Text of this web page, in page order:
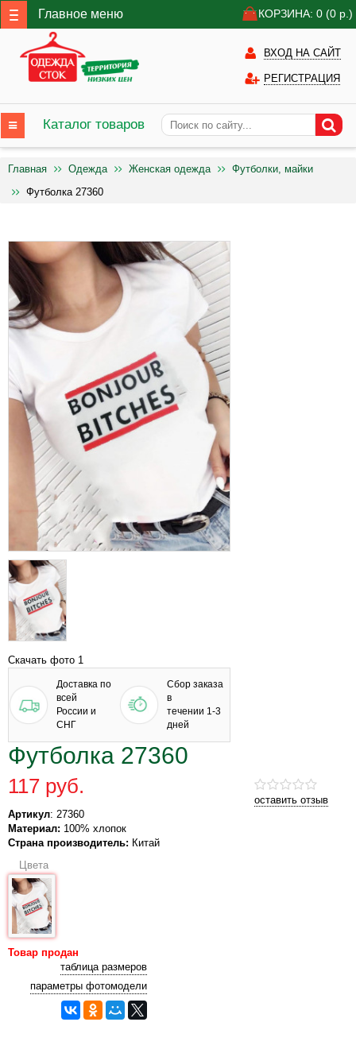
Главное меню КОРЗИНА: 0 (0 р.)
ВХОД НА САЙТ
РЕГИСТРАЦИЯ
Каталог товаров
Главная Одежда Женская одежда
Футболки, майки
Футболка 27360
Скачать фото 1
Доставка по
всей
России и
СНГ
Сбор заказа
в
течении 1-3
дней
Футболка 27360
оставить отзыв
117 руб.
Артикул: 27360
Материал: 100% хлопок
Страна производитель: Китай
Цвета
Товар продан
таблица размеров
параметры фотомодели